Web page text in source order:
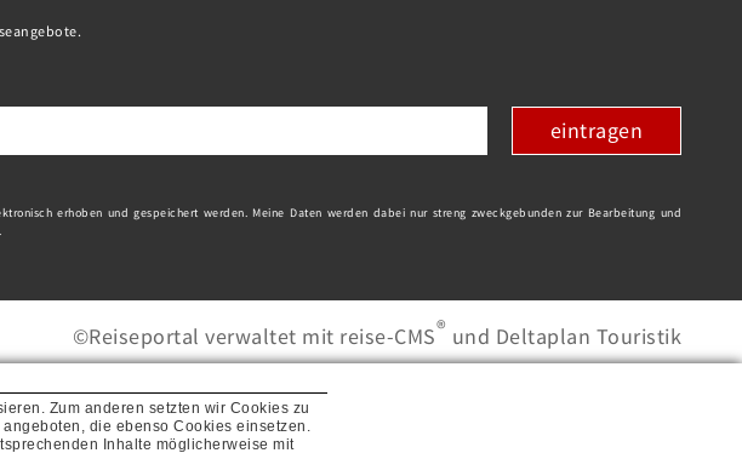
eintragen
erhoben und gespeichert werden. Meine Daten werden dabei nur streng zweckgebunden zur Bearbeitung und
©Reiseportal verwaltet mit reise-CMS® und Deltaplan Touristik
Zum anderen setzten wir Cookies zu
die ebenso Cookies einsetzen.
Inhalte möglicherweise mit